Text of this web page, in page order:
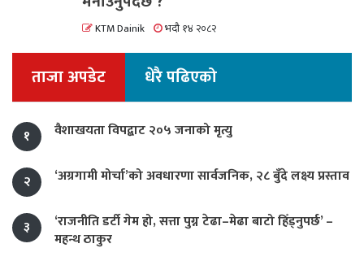
KTM Dainik भदौ १४ २०८२
ताजा अपडेट धेरै पढिएको
१ वैशाखयता विपद्बाट २०५ जनाको मृत्यु
२ ‘अग्रगामी मोर्चा’को अवधारणा सार्वजनिक, २८ बुँदे लक्ष्य प्रस्ताव
३
‘राजनीति डर्टी गेम हो, सत्ता पुग्न टेढा–मेढा बाटो हिँड्नुपर्छ’ –
महन्थ ठाकुर